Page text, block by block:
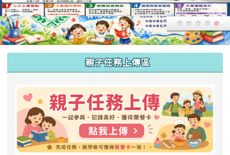
親子任務上傳區